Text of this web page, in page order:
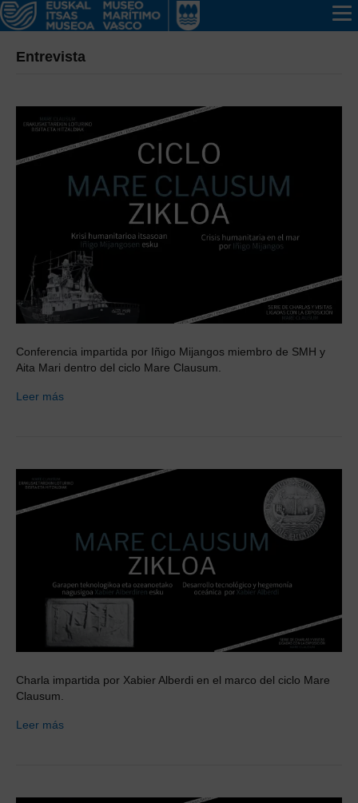
Entrevista
Conferencia impartida por Iñigo Mijangos miembro de SMH y
Aita Mari dentro del ciclo Mare Clausum.
Leer más
Charla impartida por Xabier Alberdi en el marco del ciclo Mare
Clausum.
Leer más